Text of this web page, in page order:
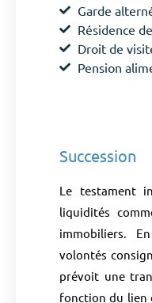
Garde
Résidence
Droit de
Pension
Succession
Le testament
liquidités
immobiliers.
volontés
prévoit une
fonction du lien